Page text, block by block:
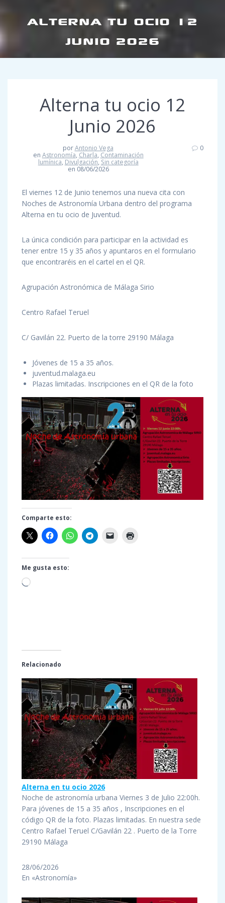
ALTERNA TU OCIO 12
JUNIO 2026
Alterna tu ocio 12
Junio 2026
porAntonio Vega
en Astronomía, Charla, Contaminación
lumínica, Divulgación, Sin categoría
en 08/06/2026
0
El viernes 12 de Junio tenemos una nueva cita con
Noches de Astronomía Urbana dentro del programa
Alterna en tu ocio de Juventud.
La única condición para participar en la actividad es
tener entre 15 y 35 años y apuntaros en el formulario
que encontraréis en el cartel en el QR.
Agrupación Astronómica de Málaga Sirio
Centro Rafael Teruel
C/ Gavilán 22. Puerto de la torre 29190 Málaga
Jóvenes de 15 a 35 años.
juventud.malaga.eu
Plazas limitadas. Inscripciones en el QR de la foto
Comparte esto:
Me gusta esto:
Cargando...
Relacionado
Alterna en tu ocio 2026
Noche de astronomía urbana Viernes 3 de Julio 22:00h.
Para jóvenes de 15 a 35 años , Inscripciones en el
código QR de la foto. Plazas limitadas. En nuestra sede
Centro Rafael Teruel C/Gavilán 22 . Puerto de la Torre
29190 Málaga
28/06/2026
En «Astronomía»